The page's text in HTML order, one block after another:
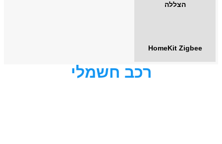
הצללה
HomeKit Zigbee
רכב חשמלי